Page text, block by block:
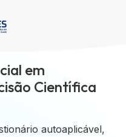
em
Científica
autoaplicável,